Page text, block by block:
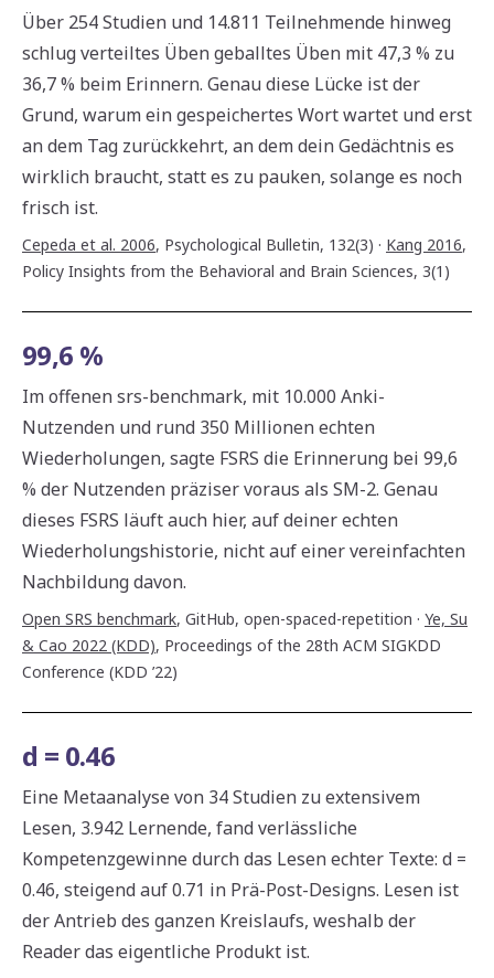
Über 254 Studien und 14.811 Teilnehmende hinweg
schlug verteiltes Üben geballtes Üben mit 47,3 % zu
36,7 % beim Erinnern. Genau diese Lücke ist der
Grund, warum ein gespeichertes Wort wartet und erst
an dem Tag zurückkehrt, an dem dein Gedächtnis es
wirklich braucht, statt es zu pauken, solange es noch
frisch ist.
Cepeda et al. 2006, Psychological Bulletin, 132(3) · Kang 2016,
Policy Insights from the Behavioral and Brain Sciences, 3(1)
99,6 %
Im offenen srs-benchmark, mit 10.000 Anki-
Nutzenden und rund 350 Millionen echten
Wiederholungen, sagte FSRS die Erinnerung bei 99,6
% der Nutzenden präziser voraus als SM-2. Genau
dieses FSRS läuft auch hier, auf deiner echten
Wiederholungshistorie, nicht auf einer vereinfachten
Nachbildung davon.
Open SRS benchmark, GitHub, open-spaced-repetition · Ye, Su
& Cao 2022 (KDD), Proceedings of the 28th ACM SIGKDD
Conference (KDD ’22)
d = 0.46
Eine Metaanalyse von 34 Studien zu extensivem
Lesen, 3.942 Lernende, fand verlässliche
Kompetenzgewinne durch das Lesen echter Texte: d =
0.46, steigend auf 0.71 in Prä-Post-Designs. Lesen ist
der Antrieb des ganzen Kreislaufs, weshalb der
Reader das eigentliche Produkt ist.